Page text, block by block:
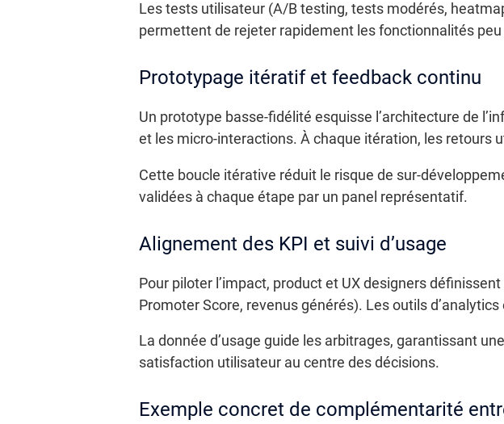
Les tests utilisateur (A/B testing, tests modérés,
permettent de rejeter rapidement les fonctionnalités
Prototypage itératif et feedback continu
Un prototype basse-fidélité esquisse l’architecture de
et les micro-interactions. À chaque itération, les retours
Cette boucle itérative réduit le risque de sur-
validées à chaque étape par un panel représentatif.
Alignement des KPI et suivi d’usage
Pour piloter l’impact, product et UX designers
Promoter Score, revenus générés). Les outils
La donnée d’usage guide les arbitrages, garantissant
satisfaction utilisateur au centre des décisions.
Exemple concret de complémentarité